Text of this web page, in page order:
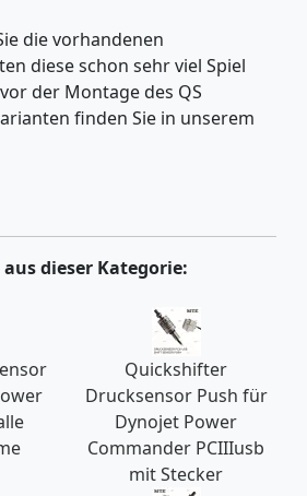
die vorhandenen
diese schon sehr viel Spiel
der Montage des QS
finden Sie in unserem
dieser Kategorie:
Quickshifter
Drucksensor Push für
Dynojet Power
Commander PCIIIusb
mit Stecker